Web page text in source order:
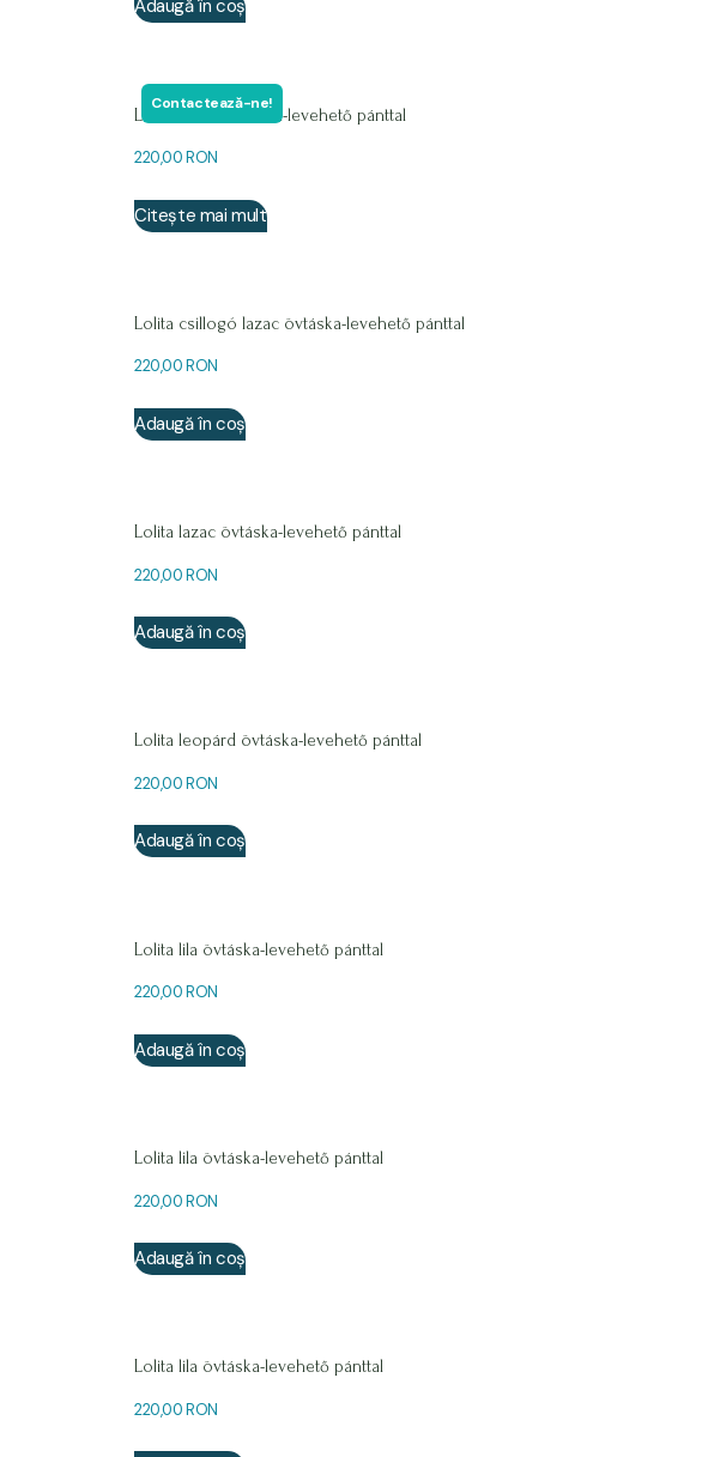
Adaugă în coș
Contactează-ne!
Lolita barna övtáska-levehető pánttal
220,00RON
Citește mai mult
Lolita csillogó lazac övtáska-levehető pánttal
220,00RON
Adaugă în coș
Lolita lazac övtáska-levehető pánttal
220,00RON
Adaugă în coș
Lolita leopárd övtáska-levehető pánttal
220,00RON
Adaugă în coș
Lolita lila övtáska-levehető pánttal
220,00RON
Adaugă în coș
Lolita lila övtáska-levehető pánttal
220,00RON
Adaugă în coș
Lolita lila övtáska-levehető pánttal
220,00RON